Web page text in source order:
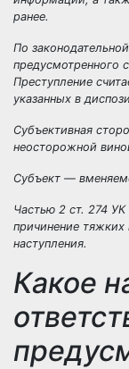
ранее.
По
предусмотренного
Преступление
указанных в
Субъективная
неосторожной
Субъект —
Частью 2 ст. 274 УК
причинение тяжких
наступления.
Какое